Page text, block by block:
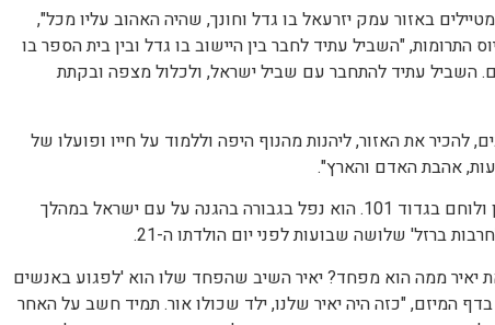
באזור עמק יזרעאל בו גדל וחונך, שהיה האהוב עליו מכל",
"השביל עתיד לחבר בין היישוב בו גדל ובין בית הספר בו
השביל עתיד להתחבר עם שביל ישראל, ולכלול מצפה ובקתת
להכיר את האזור, ליהנות מהנוף היפה וללמוד על חייו ופועלו של
אהבת האדם והארץ".
סמ"ר ניפוסי ז"ל היה צלף מצטיין ולוחם בגדוד 101. הוא נפל בגבורה בהגנה על עם ישראל במהלך
ברזל' שלושה שבועות לפני יום הולדתו ה-21.
יאיר ממה הוא מפחד? יאיר השיב שהפחד שלו הוא 'לפגוע באנשים
המיזם, "כזה היה יאיר שלנו, ילד שכולו אור. תמיד חשב על האחר